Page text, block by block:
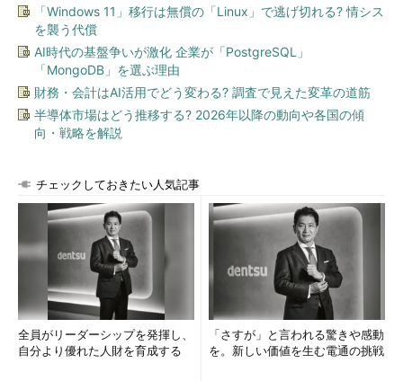
損失の大きさを知る
システムの目的を明確にすることで、そのシステムがダウンし
ている間に失われる利益も明確になります。しかし、実際の損失
はそれだけではありません。
例えばメールサービスがダウンした場合
りとりをメールで行っている場合、メールサーバがダウンしてい
などの作業が必要になります。このときの電話料金や、その作業
に追われている間にできなかったほかの作業などは失われた利益
以上の損失です。また、障害の検知が遅れたり、連絡がつかなか
った場合には、さらに大きな損失が出る可能性もあります。社内
のサーバが使えないために代替手段として外部のメールサービス
を利用するスタッフがいるかもしれません。
さらにそのシステムのサービスを外部の顧客に対して提供して
「Windows 11」移行は無償の「Linux」で逃げ切れる? 情シス
を襲う代償
AI時代の基盤争いが激化 企業が「PostgreSQL」
「MongoDB」を選ぶ理由
財務・会計はAI活用でどう変わる? 調査で見えた変革の道筋
半導体市場はどう推移する? 2026年以降の動向や各国の傾
向・戦略を解説
チェックしておきたい人気記事
全員がリーダーシップを発揮し、
自分より優れた人財を育成する
「さすが」と言われる驚きや感動
を。新しい価値を生む電通の挑戦